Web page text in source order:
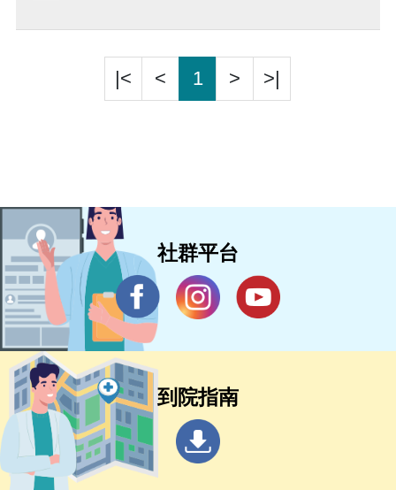
|< < 1 > >|
社群平台
到院指南